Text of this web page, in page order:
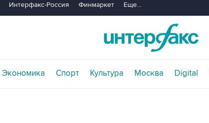
Интерфакс-Россия Финмаркет Еще...
Экономика Спорт Культура Москва Digital